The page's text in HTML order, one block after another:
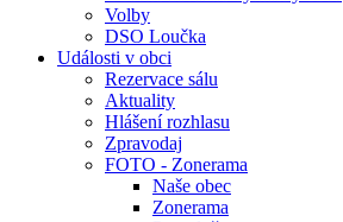
Volby
DSO Loučka
Události v obci
Rezervace sálu
Aktuality
Hlášení rozhlasu
Zpravodaj
FOTO - Zonerama
Naše obec
Zonerama